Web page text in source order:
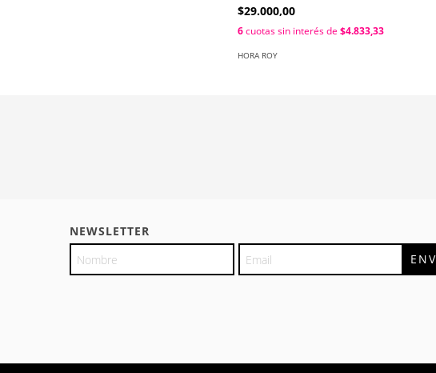
$29.000,00
6cuotas sin interés de $4.833,33
HORA ROY
NEWSLETTER